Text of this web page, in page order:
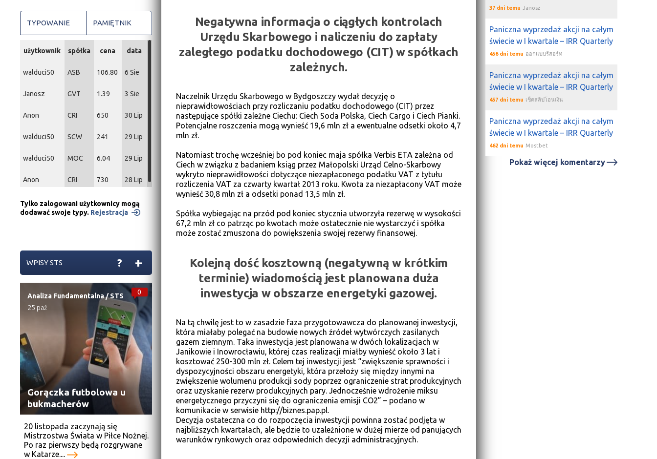
Negatywna informacja o ciągłych kontrolach
Urzędu Skarbowego i naliczeniu do zapłaty
zaległego podatku dochodowego (CIT) w spółkach
zależnych.
Naczelnik Urzędu Skarbowego w Bydgoszczy wydał decyzję o
nieprawidłowościach przy rozliczaniu podatku dochodowego (CIT) przez
następujące spółki zależne Ciechu: Ciech Soda Polska, Ciech Cargo i Ciech Pianki.
Potencjalne roszczenia mogą wynieść 19,6 mln zł a ewentualne odsetki około 4,7
mln zł.
Natomiast trochę wcześniej bo pod koniec maja spółka Verbis ETA zależna od
Ciech w związku z badaniem ksiąg przez Małopolski Urząd Celno-Skarbowy
wykryto nieprawidłowości dotyczące niezapłaconego podatku VAT z tytułu
rozliczenia VAT za czwarty kwartał 2013 roku. Kwota za niezapłacony VAT może
wynieść 30,8 mln zł a odsetki ponad 13,5 mln zł.
Spółka wybiegając na przód pod koniec stycznia utworzyła rezerwę w wysokości
67,2 mln zł co patrząc po kwotach może ostatecznie nie wystarczyć i spółka
może zostać zmuszona do powiększenia swojej rezerwy finansowej.
Kolejną dość kosztowną (negatywną w krótkim
terminie) wiadomością jest planowana duża
inwestycja w obszarze energetyki gazowej.
Na tą chwilę jest to w zasadzie faza przygotowawcza do planowanej inwestycji,
która miałaby polegać na budowie nowych źródeł wytwórczych zasilanych
gazem ziemnym. Taka inwestycja jest planowana w dwóch lokalizacjach w
Janikowie i Inowrocławiu, której czas realizacji miałby wynieść około 3 lat i
kosztować 250-300 mln zł. Celem tej inwestycji jest “zwiększenie sprawności i
dyspozycyjności obszaru energetyki, która przełoży się między innymi na
zwiększenie wolumenu produkcji sody poprzez ograniczenie strat produkcyjnych
oraz uzyskanie rezerw produkcyjnych pary. Jednocześnie wdrożenie miksu
energetycznego przyczyni się do ograniczenia emisji CO2” – podano w
komunikacie w serwisie http://biznes.pap.pl.
Decyzja ostateczna co do rozpoczęcia inwestycji powinna zostać podjęta w
najbliższych kwartałach, ale będzie to uzależnione w dużej mierze od panujących
warunków rynkowych oraz odpowiednich decyzji administracyjnych.
TYPOWANIE PAMIĘTNIK
użytkownik spółka cena data
walduci50 ASB 106.80 6 Sie
Janosz GVT 1.39 3 Sie
Anon CRI 650 30 Lip
walduci50 SCW 241 29 Lip
walduci50 MOC 6.04 29 Lip
Anon CRI 730 28 Lip
Tylko zalogowani użytkownicy mogą
dodawać swoje typy. Rejestracja
WPISY STS +
?
0
Analiza Fundamentalna/STS
25 paź
Gorączka futbolowa u
bukmacherów
20 listopada zaczynają się
Mistrzostwa Świata w Piłce Nożnej.
Po raz pierwszy będą rozgrywane
w Katarze....
37 dni temu Janosz
Paniczna wyprzedaż akcji na całym
świecie w I kwartale – IRR Quarterly
456 dni temu ออกแบบรีสอร์ท
Paniczna wyprzedaż akcji na całym
świecie w I kwartale – IRR Quarterly
457 dni temu เช็คสลิปโอนเงิน
Paniczna wyprzedaż akcji na całym
świecie w I kwartale – IRR Quarterly
462 dni temu Mostbet
Pokaż więcej komentarzy